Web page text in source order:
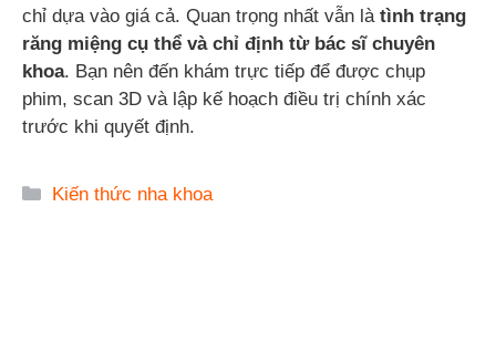
chỉ dựa vào giá cả. Quan trọng nhất vẫn là tình trạng
răng miệng cụ thể và chỉ định từ bác sĩ chuyên
khoa. Bạn nên đến khám trực tiếp để được chụp
phim, scan 3D và lập kế hoạch điều trị chính xác
trước khi quyết định.
Danh
Kiến thức nha khoa